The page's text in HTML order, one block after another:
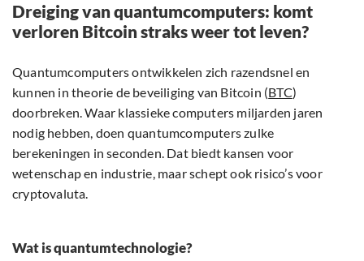
Dreiging van quantumcomputers: komt
verloren Bitcoin straks weer tot leven?
Quantumcomputers ontwikkelen zich razendsnel en
kunnen in theorie de beveiliging van Bitcoin (BTC)
doorbreken. Waar klassieke computers miljarden jaren
nodig hebben, doen quantumcomputers zulke
berekeningen in seconden. Dat biedt kansen voor
wetenschap en industrie, maar schept ook risico’s voor
cryptovaluta.
Wat is quantumtechnologie?